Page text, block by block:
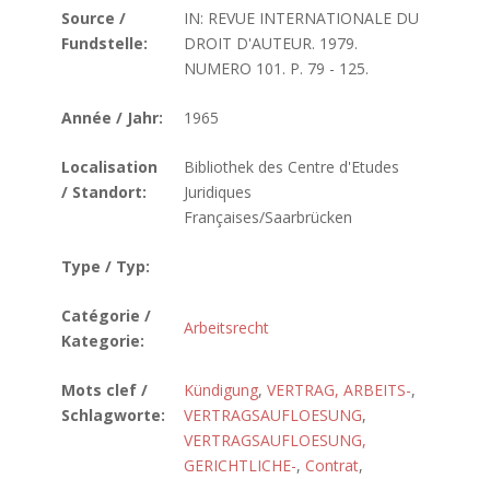
Source /
Fundstelle:
IN: REVUE INTERNATIONALE DU
DROIT D'AUTEUR. 1979.
NUMERO 101. P. 79 - 125.
Année / Jahr: 1965
Localisation
/ Standort:
Bibliothek des Centre d'Etudes
Juridiques
Françaises/Saarbrücken
Type / Typ:
Catégorie /
Kategorie:
Arbeitsrecht
Mots clef /
Schlagworte:
Kündigung, VERTRAG, ARBEITS-,
VERTRAGSAUFLOESUNG,
VERTRAGSAUFLOESUNG,
GERICHTLICHE-, Contrat,